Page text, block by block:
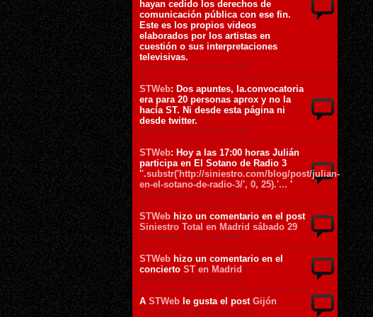
hayan cedido los derechos de
comunicación pública con ese fin.
Este es los propios videos
elaborados por los artistas en
cuestión o sus interpretaciones
televisivas.
24 de Febrero de 2011 ás 16:25
STWeb: Dos apuntes, la.convocatoria
era para 20 personas aprox y no la
hacía ST. Ni desde esta página ni
desde twitter.
15 de Febrero de 2011 ás 21:00
STWeb: Hoy a las 17:00 horas Julián
participa en El Sotano de Radio 3
''.substr('http://siniestro.com/blog/post/julian-
en-el-sotano-de-radio-3/', 0, 25).'... '
31 de Enero de 2011 ás 13:48
STWeb hizo un comentario en el post
Siniestro Total en Madrid sábado 29
27 de Enero de 2011 ás 18:55
STWeb hizo un comentario en el
concierto ST en Madrid
14 de Enero de 2011 ás 10:53
A STWeb le gusta el post Gijón
2 de Diciembre de 2010 ás 16:22